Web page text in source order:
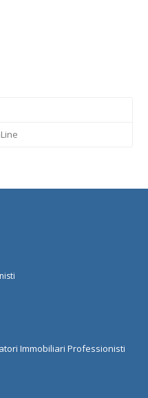
Immobiliari Professionisti